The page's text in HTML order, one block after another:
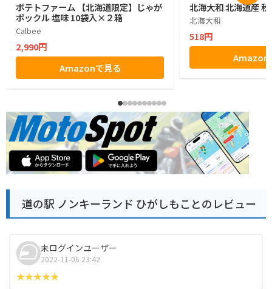
ポテトファーム 【北海道限定】じゃが
ポックル 塩味 10袋入×２箱
Calbee
2,990円
Amazonで見る
北海大和 北海道産
北海大和
518円
Amazon
道の駅 ノンキーランド ひがしもことのレビュー
未ログインユーザー
2022-11-06 23:42